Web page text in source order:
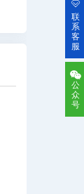
联
系
客
服
公
众
号